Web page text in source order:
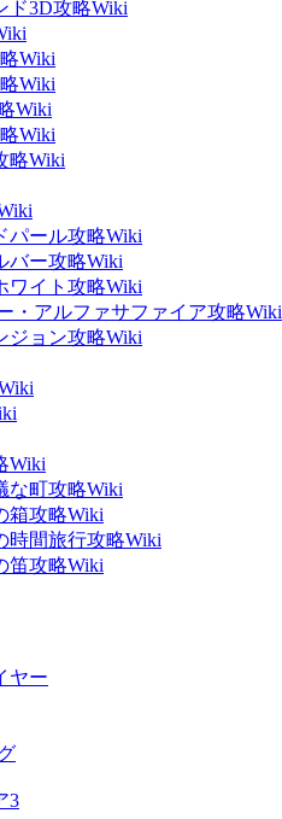
ド3D攻略Wiki
Wiki
Wiki
Wiki
Wiki
略Wiki
パール攻略Wiki
バー攻略Wiki
ワイト攻略Wiki
・アルファサファイア攻略Wiki
ジョン攻略Wiki
Wiki
な町攻略Wiki
箱攻略Wiki
時間旅行攻略Wiki
笛攻略Wiki
ヤー
3